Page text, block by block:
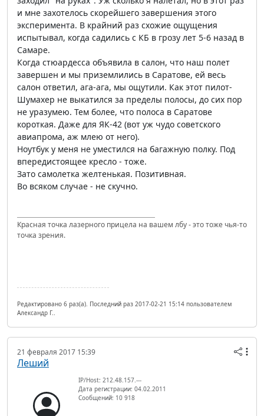
и мне захотелось скорейшего завершения этого
эксперимента. В крайний раз схожие ощущения
испытывал, когда садились с КБ в грозу лет 5-6 назад в
Самаре.
Когда стюардесса объявила в салон, что наш полет
завершен и мы приземлились в Саратове, ей весь
салон ответил, ага-ага, мы ощутили. Как этот пилот-
Шумахер не выкатился за пределы полосы, до сих пор
не уразумею. Тем более, что полоса в Саратове
короткая. Даже для ЯК-42 (вот уж чудо советского
авиапрома, аж млею от него).
Ноутбук у меня не уместился на багажную полку. Под
впередистоящее кресло - тоже.
Зато самолетка желтенькая. Позитивная.
Во всяком случае - не скучно.
Красная точка лазерного прицела на вашем лбу - это тоже чья-то
точка зрения.
Редактировано 6 раз(а). Последний раз 2017-02-21 15:14 пользователем
Александр Г..
21 февраля 2017 15:39
Леший
IP/Host: 212.48.157.---
Дата регистрации: 04.02.2011
Сообщений: 10 918